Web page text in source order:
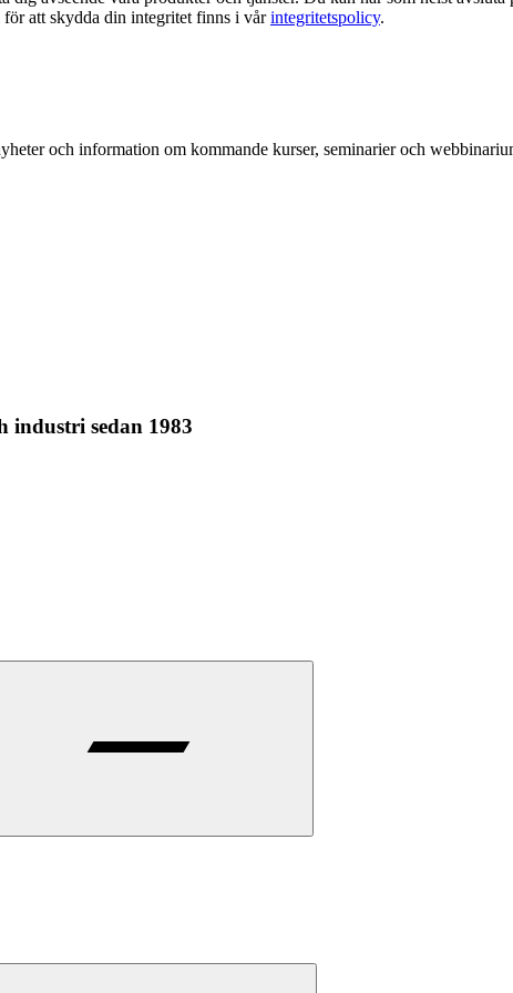
för att skydda din integritet finns i vårintegritetspolicy.
och information om kommande kurser, seminarier och
industri sedan 1983